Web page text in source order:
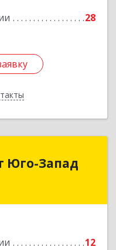
28
Юго-Запад
12
Юго-Запад
г, Победы пр-кт,